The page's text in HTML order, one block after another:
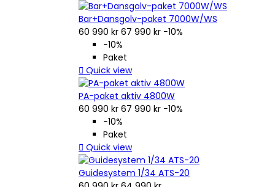
Bar+Dansgolv-paket 7000W/WS
60 990 kr 67 990 kr −10%
−10%
Paket
 Quick view
PA-paket aktiv 4800W
60 990 kr 67 990 kr −10%
−10%
Paket
 Quick view
Guidesystem 1/34 ATS-20